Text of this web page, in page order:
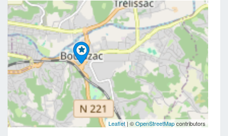
RÉSISTANCE »
Leaflet | ©OpenStreetMapcontributors